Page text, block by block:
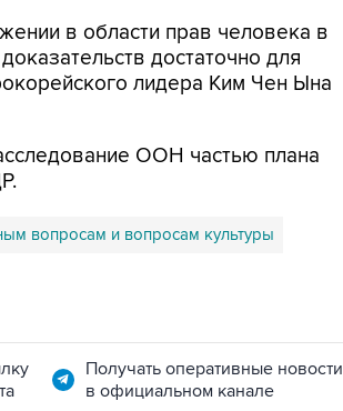
в области прав человека в
достаточно для
лидера Ким Чен Ына
ООН частью плана
вопросам и вопросам культуры
Получать оперативные новости
в официальном канале